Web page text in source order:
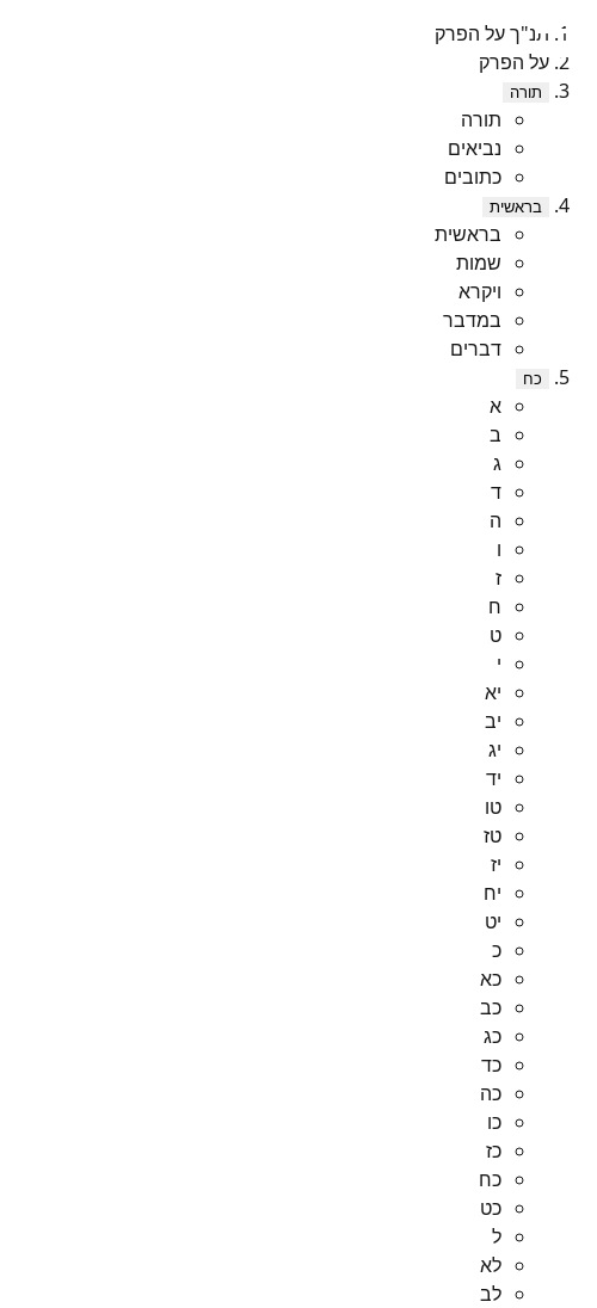
תנ"ך על הפרק
על הפרק
תורה
תורה
נביאים
כתובים
בראשית
בראשית
שמות
ויקרא
במדבר
דברים
כח
א
ב
ג
ד
ה
ו
ז
ח
ט
י
יא
יב
יג
יד
טו
טז
יז
יח
יט
כ
כא
כב
כג
כד
כה
כו
כז
כח
כט
ל
לא
לב